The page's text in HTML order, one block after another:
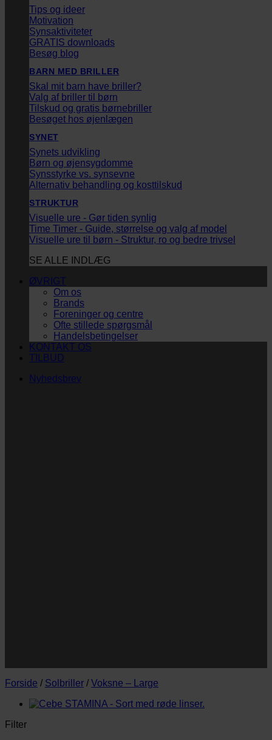
Tips og ideer
Motivation
Synsaktiviteter
GRATIS downloads
Besøg blog
BARN MED BRILLER
Skal mit barn have briller?
Valg af briller til børn
Tilskud og gratis børnebriller
Besøget hos øjenlægen
SYNET
Synets udvikling
Børn og øjensygdomme
Synsstyrke vs. synsevne
Alternativ behandling og kosttilskud
STRUKTUR
Visuelle ure - Gør tiden synlig
Time Timer - Guide, størrelse og valg af model
Visuelle ure til børn - Struktur, ro og bedre trivsel
SE ALLE INDLÆG
ØVRIGT
Om os
Brands
Foreninger og centre
Ofte stillede spørgsmål
Handelsbetingelser
KONTAKT OS
TILBUD
Nyhedsbrev
Forside / Solbriller / Voksne – Large
Filter